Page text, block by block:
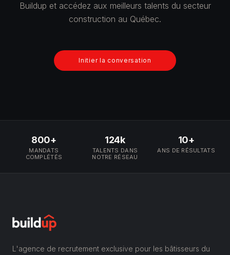
Buildup et accédez aux meilleurs talents du secteur
construction au Québec.
Initier la conversation
800+
MANDATS
COMPLÉTÉS
124k
TALENTS DANS
NOTRE RÉSEAU
10+
ANS DE RÉSULTATS
L'agence de recrutement exclusive pour les bâtisseurs du